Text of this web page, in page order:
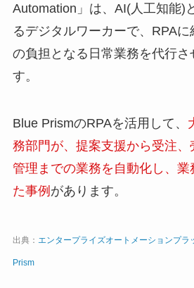
Automation」は、AI(人工知能)
るデジタルワーカーで、RPAに
の負担となる日常業務を代行さ
す。
Blue PrismのRPAを活用して、
務部門が、提案支援から受注、
管理までの業務を自動化し、
た事例 があります。
出典： エンタープライズオートメーションプラ
Prism